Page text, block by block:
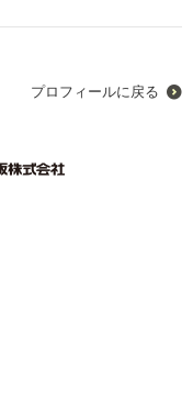
プロフィールに戻る